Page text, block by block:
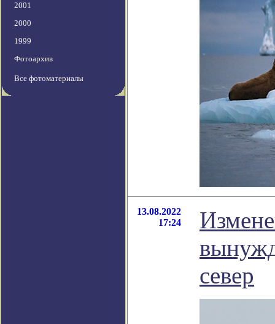
2001
2000
1999
Фотоархив
Все фотоматериалы
13.08.2022
17:24
север